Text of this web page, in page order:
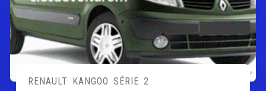
RENAULT KANGOO SÉRIE 2